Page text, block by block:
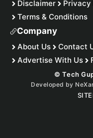
Disclaimer Privacy
Terms & Conditions
Company
About Us Contact
Advertise With Us
© Tech
Developed by